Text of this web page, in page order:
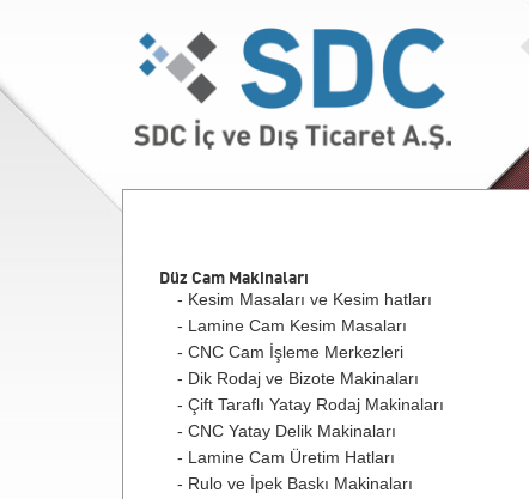
Düz Cam Makinaları
- Kesim Masaları ve Kesim hatları
- Lamine Cam Kesim Masaları
- CNC Cam İşleme Merkezleri
- Dik Rodaj ve Bizote Makinaları
- Çift Taraflı Yatay Rodaj Makinaları
- CNC Yatay Delik Makinaları
- Lamine Cam Üretim Hatları
- Rulo ve İpek Baskı Makinaları